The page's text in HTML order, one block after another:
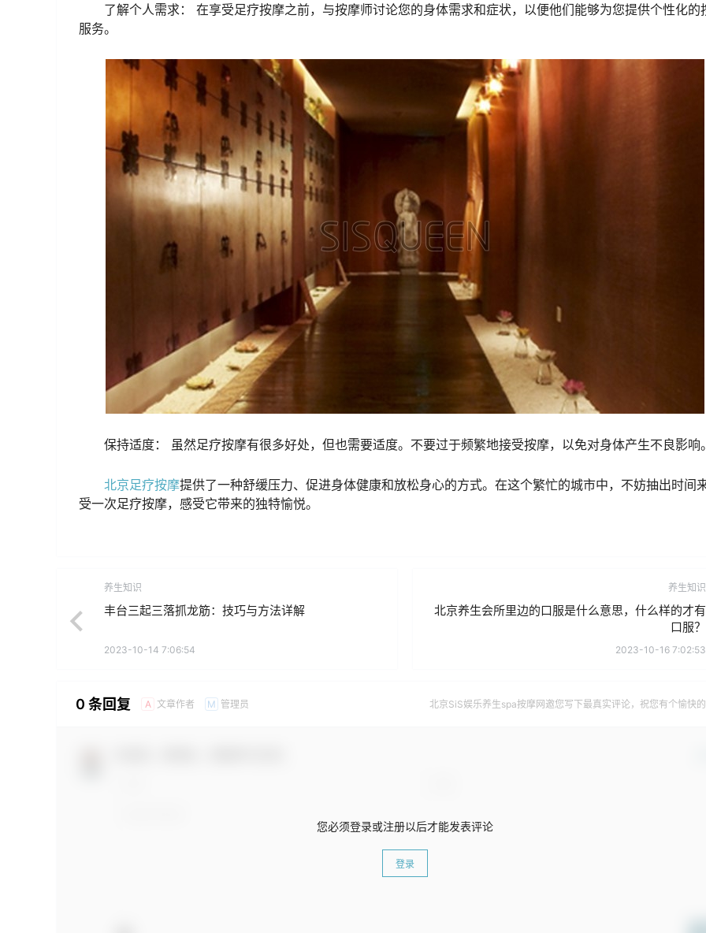
了解个人需求： 在享受足疗按摩之前，与按摩师讨论您的身体需求和症状，以便他们能够为您提供个性化的
服务。
保持适度： 虽然足疗按摩有很多好处，但也需要适度。不要过于频繁地接受按摩，以免对身体产生不良影响
北京足疗按摩提供了一种舒缓压力、促进身体健康和放松身心的方式。在这个繁忙的城市中，不妨抽出时间
受一次足疗按摩，感受它带来的独特愉悦。
养生知识
丰台三起三落抓龙筋：技巧与方法详解
2023-10-14 7:06:54
养生知识
北京养生会所里边的口服是什么意思，什么样的才有
口服？
2023-10-16 7:02:53
0 条回复 A 文章作者 M 管理员 北京SiS娱乐养生spa按摩网邀您写下最真实评论，祝您有个愉快
您必须登录或注册以后才能发表评论
登录